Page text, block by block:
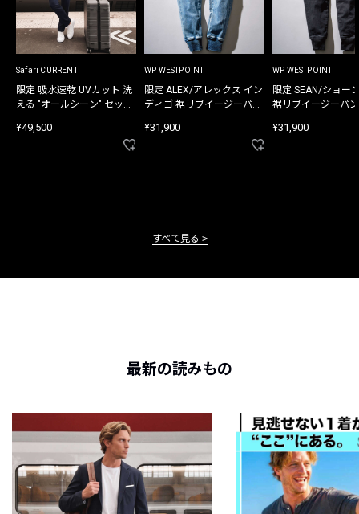
Safari CURRENT
限定 吸水速乾 UVカット 洗
える "オールシーン" セット
¥49,500
WP WESTPOINT
限定 ALEX/アレックス イン
ディゴ 裾リブイージーパン
¥31,900
WP WESTPOINT
限定 SEAN/ショー
裾リブイージーパ
¥31,900
すべて見る
最新の読みもの